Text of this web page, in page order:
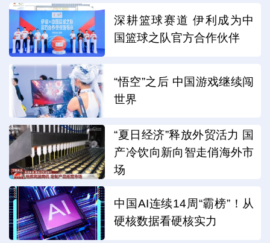
深耕篮球赛道 伊利成为中
国篮球之队官方合作伙伴
“悟空”之后 中国游戏继续闯
世界
“夏日经济”释放外贸活力 国
产冷饮向新向智走俏海外市
场
中国AI连续14周“霸榜”！从
硬核数据看硬核实力